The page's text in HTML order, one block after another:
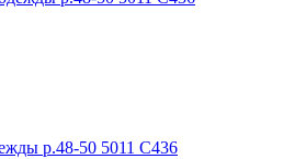
р.48-50 5011 С436